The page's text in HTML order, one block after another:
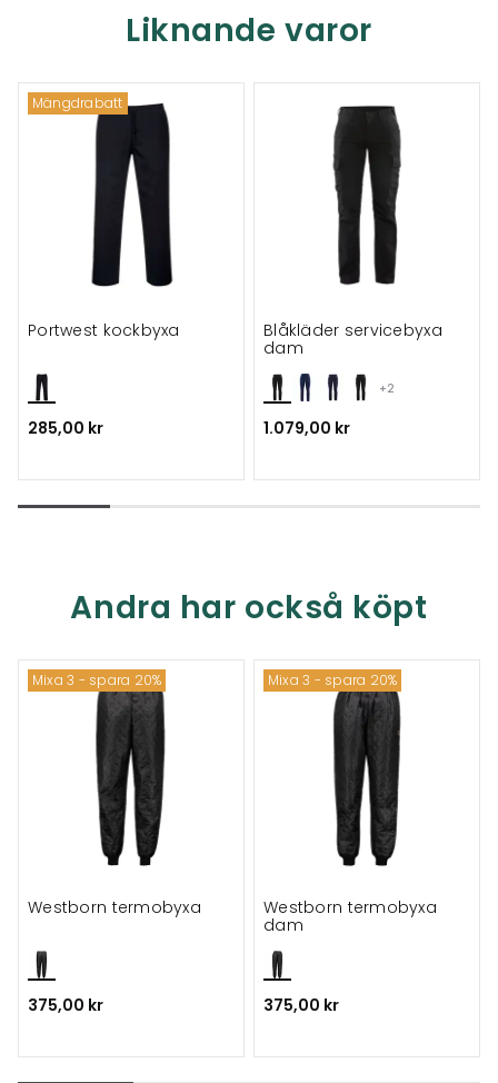
Liknande varor
Mängdrabatt
Portwest kockbyxa
285,00 kr
+2
Blåkläder servicebyxa
dam
1.079,00 kr
Andra har också köpt
Mixa 3 - spara 20%
Westborn termobyxa
375,00 kr
Mixa 3 - spara 20%
Westborn termobyxa
dam
375,00 kr